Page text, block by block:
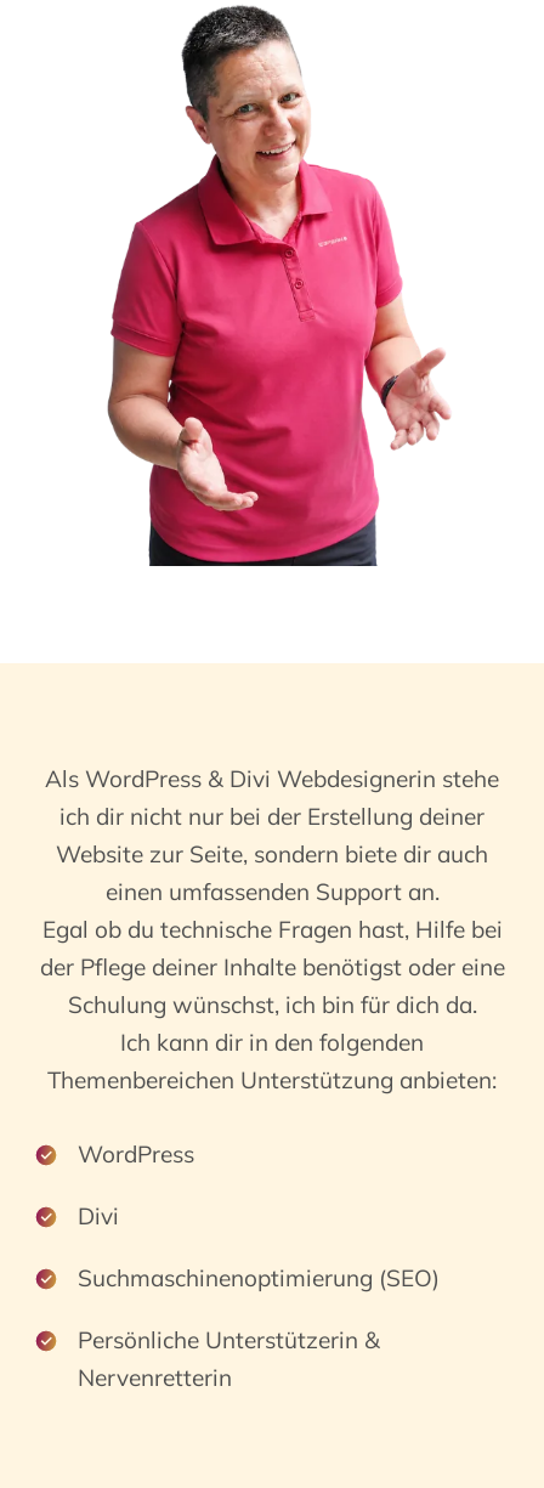
Als WordPress & Divi Webdesignerin stehe
ich dir nicht nur bei der Erstellung deiner
Website zur Seite, sondern biete dir auch
einen umfassenden Support an.
Egal ob du technische Fragen hast, Hilfe bei
der Pflege deiner Inhalte benötigst oder eine
Schulung wünschst, ich bin für dich da.
Ich kann dir in den folgenden
Themenbereichen Unterstützung anbieten:
WordPress
Divi
Suchmaschinenoptimierung (SEO)
Persönliche Unterstützerin &
Nervenretterin